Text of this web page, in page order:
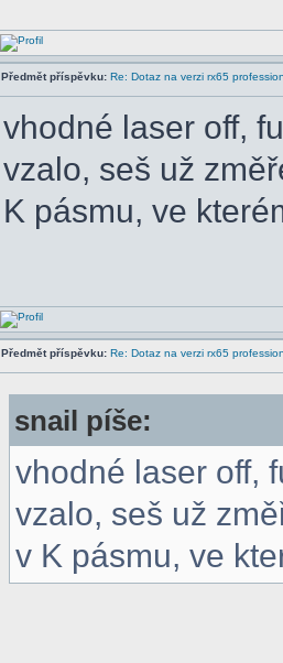
Předmět příspěvku: Re: Dotaz na verzi rx65
vhodné laser off,
vzalo, seš už
K pásmu, ve
Předmět příspěvku: Re: Dotaz na verzi rx65
snail píše:
vhodné laser off,
vzalo, seš už
v K pásmu, ve